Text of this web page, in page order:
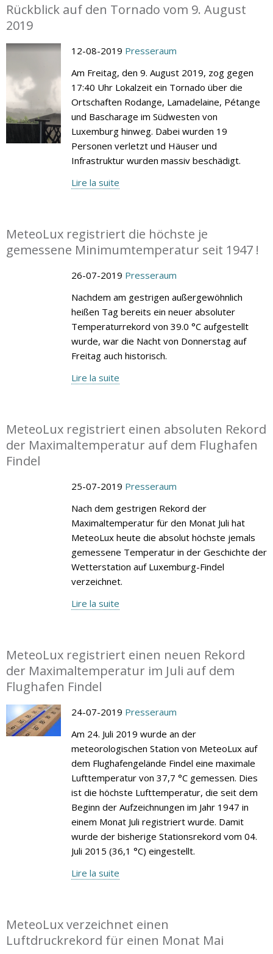
Rückblick auf den Tornado vom 9. August
2019
12-08-2019 Presseraum
Am Freitag, den 9. August 2019, zog gegen
17:40 Uhr Lokalzeit ein Tornado über die
Ortschaften Rodange, Lamadelaine, Pétange
und Bascharage im Südwesten von
Luxemburg hinweg. Dabei wurden 19
Personen verletzt und Häuser und
Infrastruktur wurden massiv beschädigt.
Lire la suite
MeteoLux registriert die höchste je
gemessene Minimumtemperatur seit 1947 !
26-07-2019 Presseraum
Nachdem am gestrigen außergewöhnlich
heißen Tag bereits ein neuer absoluter
Temperaturrekord von 39.0 °C aufgestellt
wurde, war die Nacht von Donnerstag auf
Freitag auch historisch.
Lire la suite
MeteoLux registriert einen absoluten Rekord
der Maximaltemperatur auf dem Flughafen
Findel
25-07-2019 Presseraum
Nach dem gestrigen Rekord der
Maximaltemperatur für den Monat Juli hat
MeteoLux heute die absolut höchste jemals
gemessene Temperatur in der Geschichte der
Wetterstation auf Luxemburg-Findel
verzeichnet.
Lire la suite
MeteoLux registriert einen neuen Rekord
der Maximaltemperatur im Juli auf dem
Flughafen Findel
24-07-2019 Presseraum
Am 24. Juli 2019 wurde an der
meteorologischen Station von MeteoLux auf
dem Flughafengelände Findel eine maximale
Lufttemperatur von 37,7 °C gemessen. Dies
ist die höchste Lufttemperatur, die seit dem
Beginn der Aufzeichnungen im Jahr 1947 in
einem Monat Juli registriert wurde. Damit
wurde der bisherige Stationsrekord vom 04.
Juli 2015 (36,1 °C) eingestellt.
Lire la suite
MeteoLux verzeichnet einen
Luftdruckrekord für einen Monat Mai